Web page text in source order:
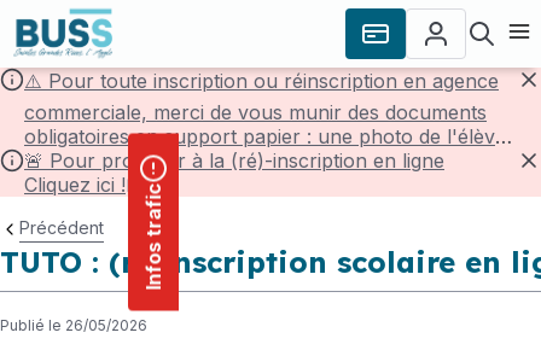
principal
⚠️ Pour toute inscription ou réinscription en agence
commerciale, merci de vous munir des documents
obligatoires en support papier : une photo de l'élève,
une pièce d'identité de l'élève et un justificatif de
domicile de -3mois.
🚨 Pour procéder à la (ré)-inscription en ligne
Cliquez ici !
Infos trafic
Précédent
TUTO : (ré)inscription scolaire en
Publié le 26/05/2026
Panneau de gestion des cookies